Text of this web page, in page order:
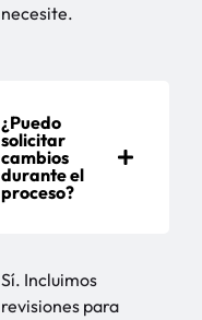
necesite.
¿Puedo
solicitar
cambios
durante el
proceso?
Sí. Incluimos
revisiones para